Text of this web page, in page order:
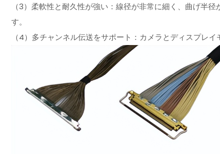
（3）柔軟性と耐久性が強い：線径が非常に細く、曲げ半
す。
（4）多チャンネル伝送をサポート：カメラとディスプレ